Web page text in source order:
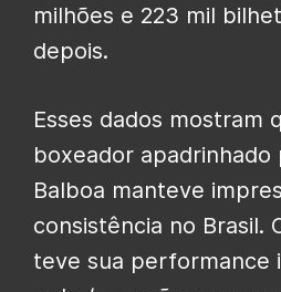
milhões e 223 mil
depois.
Esses dados mostram
boxeador apadrinhado
Balboa manteve
consistência no Brasil.
teve sua performance